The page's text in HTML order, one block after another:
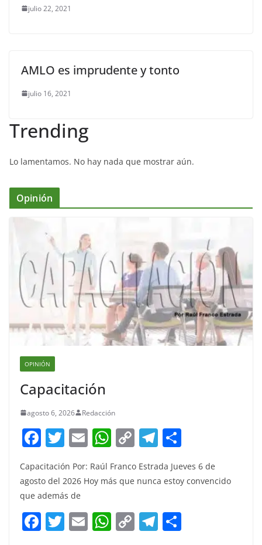
julio 22, 2021
AMLO es imprudente y tonto
julio 16, 2021
Trending
Lo lamentamos. No hay nada que mostrar aún.
Opinión
OPINIÓN
Capacitación
agosto 6, 2026 Redacción
F
a
c
e
b
o
T
itt
er
E
m
ai
W
at
A
p
C
p
Li
n
T
el
e
a
m
ar
e
Capacitación Por: Raúl Franco Estrada Jueves 6 de
agosto del 2026 Hoy más que nunca estoy convencido
que además de
F T E W C T